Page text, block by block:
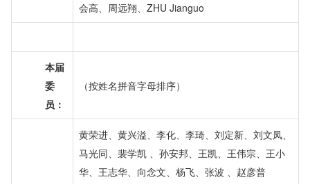
会高、周远翔、ZHU Jianguo
本届
委
员：
（按姓名拼音字母排序）
黄荣进、黄兴溢、李化、李琦、刘定新、刘文凤、
马光同、裴学凯 、孙安邦、王凯、王伟宗、王小
华、王志华、向念文、杨飞、张波 、赵彦普